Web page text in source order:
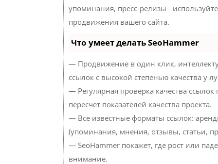
упоминания, пресс-релизы -
продвижения вашего сайта.
Что умеет делать SeoHammer
— Продвижение в один клик,
ссылок с высокой степенью качества у
— Регулярная проверка качества
пересчет показателей качества проекта.
— Все известные форматы ссылок:
(упоминания, мнения, отзывы, статьи,
— SeoHammer покажет, где рост или
внимание.